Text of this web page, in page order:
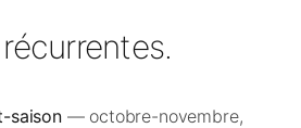
saison— octobre-novembre,